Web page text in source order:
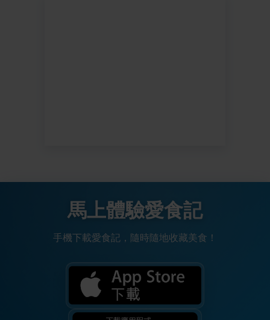
馬上體驗愛食記
手機下載愛食記，隨時隨地收藏美食！